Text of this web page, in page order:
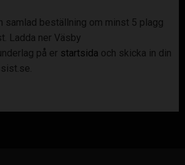
samlad beställning om minst 5 plagg
Ladda ner Väsby
på er startsida och skicka in din